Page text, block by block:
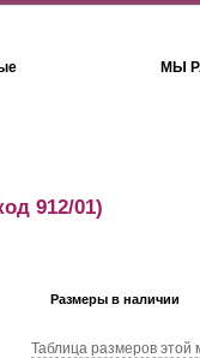
МЫ
912/01)
Размеры в наличии
Таблица размеров этой